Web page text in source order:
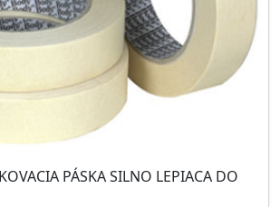
PÁSKA SILNO LEPIACA DO